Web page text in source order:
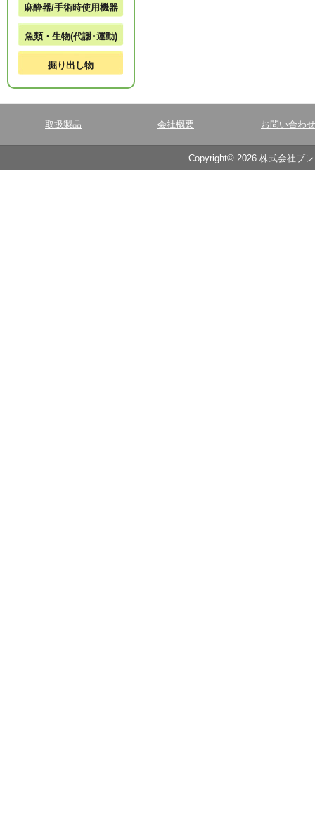
麻酔器/手術時使用機器
魚類・生物(代謝･運動)
掘り出し物
取扱製品 会社概要 お問い合わせ
Copyright© 2026 株式会社ブ